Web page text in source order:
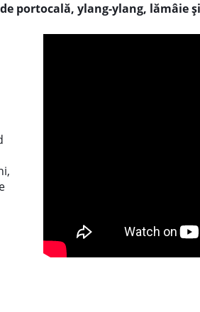
portocală, ylang-ylang, lămâie